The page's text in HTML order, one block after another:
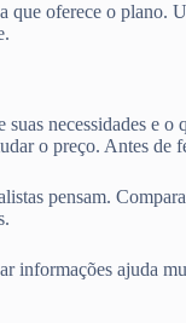
que oferece o
necessidades
o preço. Antes de
pensam.
informações ajuda